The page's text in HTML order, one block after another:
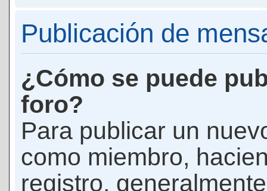
Publicación de
¿Cómo se puede
foro?
Para publicar un
como miembro,
registro,